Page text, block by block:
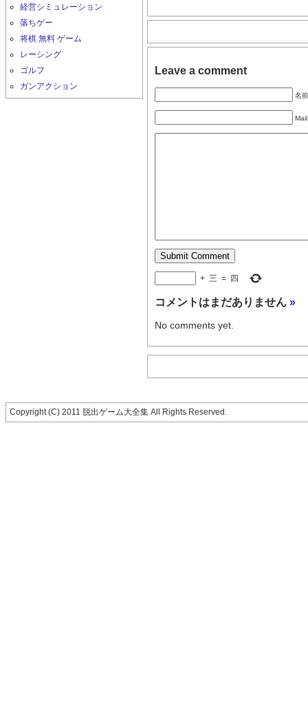
Leave a comment
名
+ 三 = 四
コメントはまだありません »
No comments yet.
経営シミュレーション
落ちゲー
将棋 無料 ゲーム
レーシング
ゴルフ
ガンアクション
Copyright (C) 2011 脱出ゲーム大全集 All Rights Reserved.